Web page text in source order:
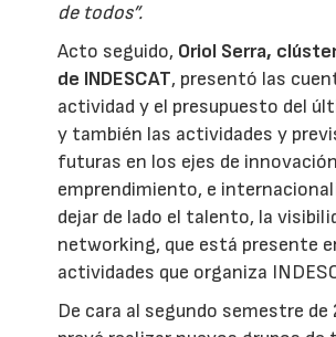
de todos”.
Acto seguido, Oriol Serra,
de INDESCAT, presentó las
actividad y el presupuesto del
y también las actividades y
futuras en los ejes de
emprendimiento, e
dejar de lado el talento, la
networking, que está presente
actividades que organiza
De cara al segundo semestre de